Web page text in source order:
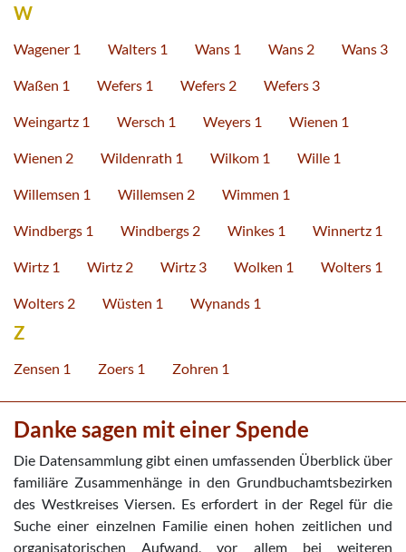
W
Wagener 1 Walters 1 Wans 1 Wans 2 Wans 3
Waßen 1 Wefers 1 Wefers 2 Wefers 3
Weingartz 1 Wersch 1 Weyers 1 Wienen 1
Wienen 2 Wildenrath 1 Wilkom 1 Wille 1
Willemsen 1 Willemsen 2 Wimmen 1
Windbergs 1 Windbergs 2 Winkes 1 Winnertz 1
Wirtz 1 Wirtz 2 Wirtz 3 Wolken 1 Wolters 1
Wolters 2 Wüsten 1 Wynands 1
Z
Zensen 1 Zoers 1 Zohren 1
Danke sagen mit einer Spende
Die Datensammlung gibt einen umfassenden Überblick über
familiäre Zusammenhänge in den Grundbuchamtsbezirken
des Westkreises Viersen. Es erfordert in der Regel für die
Suche einer einzelnen Familie einen hohen zeitlichen und
organisatorischen Aufwand, vor allem bei weiteren